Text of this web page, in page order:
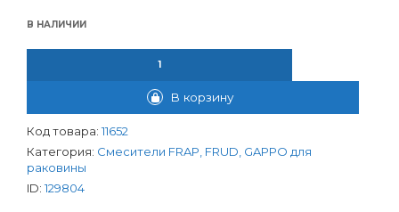
В НАЛИЧИИ
В корзину
Код товара: 11652
Категория: Смесители FRAP, FRUD, GAPPO для
раковины
ID: 129804